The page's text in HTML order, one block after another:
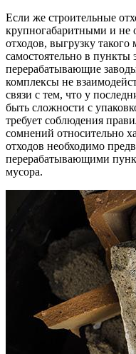
Если же строительные
крупногабаритными и не
отходов, выгрузку
самостоятельно в пункты
перерабатывающие
комплексы не
связи с тем, что у
быть сложности с
требует соблюдения
сомнений относительно
отходов необходимо
перерабатывающими
мусора.